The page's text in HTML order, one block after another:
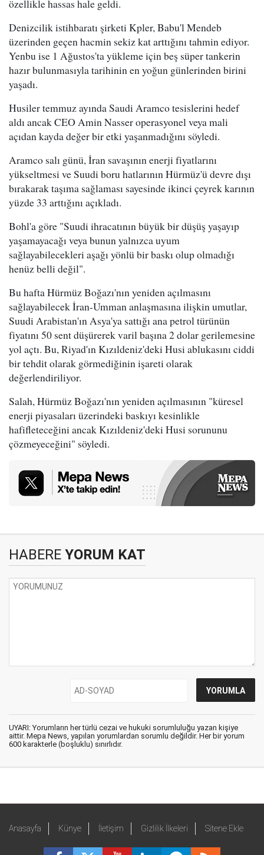
özellikle hassas hale geldi.
Denizcilik istihbaratı şirketi Kpler, Babu'l Mendeb
üzerinden geçen hacmin sekiz kat arttığını tahmin ediyor.
Yenbu ise 1 Ağustos'ta yükleme için beş süper tankerin
hazır bulunmasıyla tarihinin en yoğun günlerinden birini
yaşadı.
Husiler temmuz ayında Saudi Aramco tesislerini hedef
aldı ancak CEO Amin Nasser operasyonel veya mali
açıdan kayda değer bir etki yaşanmadığını söyledi.
Aramco salı günü, İran savaşının enerji fiyatlarını
yükseltmesi ve Suudi boru hatlarının Hürmüz'ü devre dışı
bırakarak taşıma sağlaması sayesinde ikinci çeyrek karının
yüzde 33 arttığını açıkladı.
Bohl'a göre "Suudi ihracatının büyük bir düşüş yaşayıp
yaşamayacağı veya bunun yalnızca uyum
sağlayabilecekleri aşağı yönlü bir baskı olup olmadığı
henüz belli değil".
Bu hafta Hürmüz Boğazı'nın yeniden açılmasını
sağlayabilecek İran-Umman anlaşmasına ilişkin umutlar,
Suudi Arabistan'ın Asya'ya sattığı ana petrol türünün
fiyatını 50 sent düşürerek varil başına 2 dolar gerilemesine
yol açtı. Bu, Riyad'ın Kızıldeniz'deki Husi ablukasını ciddi
bir tehdit olarak görmediğinin işareti olarak
değerlendiriliyor.
Salah, Hürmüz Boğazı'nın yeniden açılmasının "küresel
enerji piyasaları üzerindeki baskıyı kesinlikle
hafifleteceğini ancak Kızıldeniz'deki Husi sorununu
çözmeyeceğini" söyledi.
HABERE YORUM KAT
UYARI: Yorumların her türlü cezai ve hukuki sorumluluğu yazan kişiye
aittir. Mepa News, yapılan yorumlardan sorumlu değildir. Her bir yorum
600 karakterle (boşluklu) sınırlıdır.
Anasayfa Künye İletişim Gizlilik İlkeleri Sitene Ekle